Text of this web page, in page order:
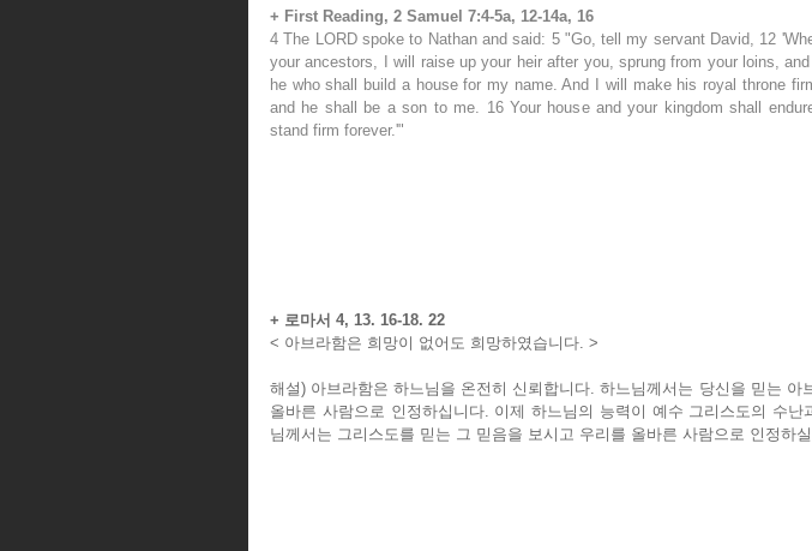
+ First Reading, 2 Samuel 7:4-5a, 12-14a, 16
4 The LORD spoke to Nathan and said: 5 "Go, tell my servant David, 12
your ancestors, I will raise up your heir after you, sprung from your loins,
he who shall build a house for my name. And I will make his royal throne
and he shall be a son to me. 16 Your house and your kingdom shall
stand firm forever.'"
+ 로마서 4, 13. 16-18. 22
< 아브라함은 희망이 없어도 희망하였습니다. >
해설) 아브라함은 하느님을 온전히 신뢰합니다. 하느님께서는 당신을 믿는 아
올바른 사람으로 인정하십니다. 이제 하느님의 능력이 예수 그리스도의 수
님께서는 그리스도를 믿는 그 믿음을 보시고 우리를 올바른 사람으로 인정하